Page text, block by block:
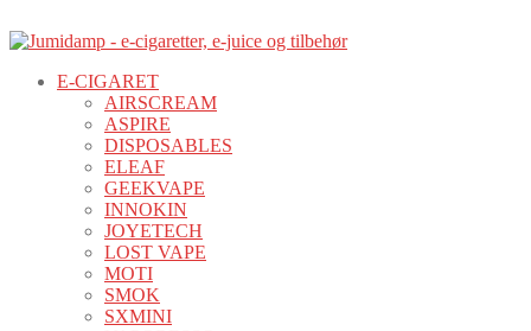
E-CIGARET
AIRSCREAM
ASPIRE
DISPOSABLES
ELEAF
GEEKVAPE
INNOKIN
JOYETECH
LOST VAPE
MOTI
SMOK
SXMINI